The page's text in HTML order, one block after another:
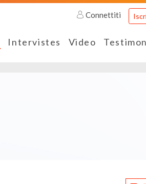
Connettiti
Intervistes Video